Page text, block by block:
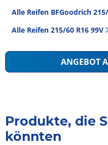
Alle Reifen BFGoodrich
Alle Reifen‎ 215/60 R16 99V
ANGEBOT
Produkte, die
könnten